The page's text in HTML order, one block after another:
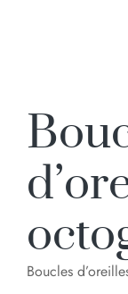
Boucles